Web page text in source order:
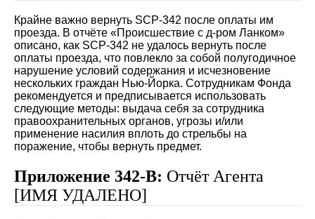
Крайне важно вернуть SCP-342 после оплаты им
проезда. В отчёте «Происшествие с д-ром Ланком»
описано, как SCP-342 не удалось вернуть после
оплаты проезда, что повлекло за собой полугодичное
нарушение условий содержания и исчезновение
нескольких граждан Нью-Йорка. Сотрудникам Фонда
рекомендуется и предписывается использовать
следующие методы: выдача себя за сотрудника
правоохранительных органов, угрозы и/или
применение насилия вплоть до стрельбы на
поражение, чтобы вернуть предмет.
Приложение 342-В: Отчёт Агента
[ИМЯ УДАЛЕНО]